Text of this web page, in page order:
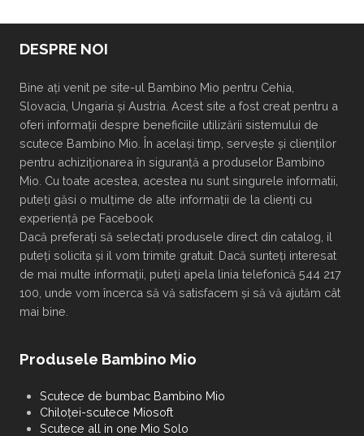
DESPRE NOI
Bine ați venit pe site-ul Bambino Mio pentru Cehia,
Slovacia, Ungaria și Austria. Acest site a fost creat pentru a
oferi informații despre beneficiile utilizării sistemului de
scutece Bambino Mio. În același timp, servește și clienților
pentru achiziționarea în siguranță a produselor Bambino
Mio. Cu toate acestea, acestea nu sunt singurele informatii,
puteți găsi o mulțime de alte informații de la clienți cu
experiență pe Facebook
Dacă preferați să selectați produsele direct din catalog, il
puteți solicita și il vom trimite gratuit. Dacă sunteți interesat
de mai multe informații, puteți apela linia telefonică 544 217
100, unde vom încerca să vă satisfacem și să vă ajutăm cât
mai bine.
Produsele Bambino Mio
Scutece de bumbac Bambino Mio
Chiloței-scutece Miosoft
Scutece all in one Mio Solo